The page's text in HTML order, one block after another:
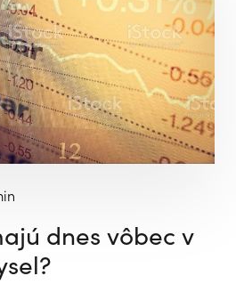
dnes vôbec v